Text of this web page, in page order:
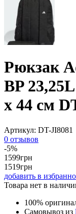
Рюкзак
BP
х 44 см
Артикул: DT-JI8081
0 отзывов
-5%
1599грн
1519грн
добавить в
Товара нет в
100%
Самовывоз из